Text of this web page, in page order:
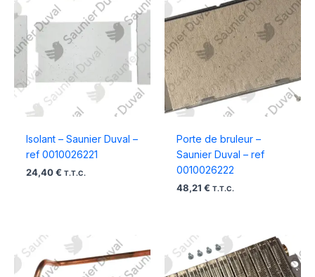
Isolant – Saunier Duval –
ref 0010026221
24,40 € T.T.C.
Porte de bruleur –
Saunier Duval – ref
0010026222
48,21 € T.T.C.